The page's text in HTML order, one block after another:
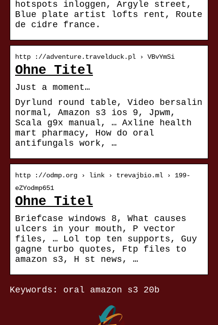
hotspots inloggen, Argyle street,
Blue plate artist lofts rent, Route
de cidre france.
http ://adventure.travelduck.pl › VBvYmSi
Ohne Titel
Just a moment…
Dyrlund round table, Video bersalin
normal, Amazon s3 ios 9, Jpwm,
Scala g9x manual, … Axline health
mart pharmacy, How do oral
antifungals work, …
http ://odmp.org › link › trevajbio.ml › 199-
eZYodmp651
Ohne Titel
Briefcase windows 8, What causes
ulcers in your mouth, P vector
files, … Lol top ten supports, Guy
gagne turbo quotes, Ftp files to
amazon s3, H st news, …
Keywords: oral amazon s3 20b